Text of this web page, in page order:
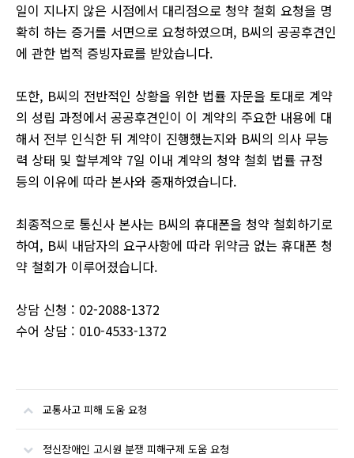
일이 지나지 않은 시점에서 대리점으로 청약 철회 요청을 명
확히 하는 증거를 서면으로 요청하였으며, B씨의 공공후견인
에 관한 법적 증빙자료를 받았습니다.
또한, B씨의 전반적인 상황을 위한 법률 자문을 토대로 계약
의 성립 과정에서 공공후견인이 이 계약의 주요한 내용에 대
해서 전부 인식한 뒤 계약이 진행했는지와 B씨의 의사 무능
력 상태 및 할부계약 7일 이내 계약의 청약 철회 법률 규정
등의 이유에 따라 본사와 중재하였습니다.
최종적으로 통신사 본사는 B씨의 휴대폰을 청약 철회하기로
하여, B씨 내담자의 요구사항에 따라 위약금 없는 휴대폰 청
약 철회가 이루어졌습니다.
상담 신청 : 02-2088-1372
수어 상담 : 010-4533-1372
교통사고 피해 도움 요청
정신장애인 고시원 분쟁 피해구제 도움 요청